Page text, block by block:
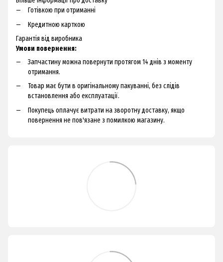
Готівкою при отриманні
Кредитною карткою
Гарантія від виробника
Умови повернення:
Запчастину можна повернути протягом 14 днів з моменту
отримання.
Товар має бути в оригінальному пакуванні, без слідів
встановлення або експлуатації.
Покупець оплачує витрати на зворотну доставку, якщо
повернення не пов'язане з помилкою магазину.